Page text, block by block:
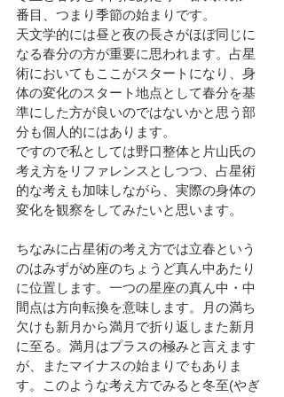
番目、つまり季節の始まりです。
天文学的には昼と夜の長さがほぼ同じに
なる春分の方が重要に思われます。占星
術においてもここがスタートになり、身
体の変化のスタート地点として春分を基
準にした方が良いのではないかと思う部
分も個人的にはあります。
ですので私としては野口整体と片山氏の
考え方をリファレンスとしつつ、占星術
的な考えも加味しながら、実際の身体の
変化を観察をしてみたいと思います。
ちなみに占星術の考え方では立春という
のはみずがめ座のちょうど真ん中あたり
に位置します。一つの星座の真ん中・中
間点は方向転換を意味します。月の満ち
欠けも新月から満月で折り返しまた新月
に至る。満月はプラスの極みと言えます
が、またマイナスの始まりでもありま
す。このような考え方でみると冬至(やぎ